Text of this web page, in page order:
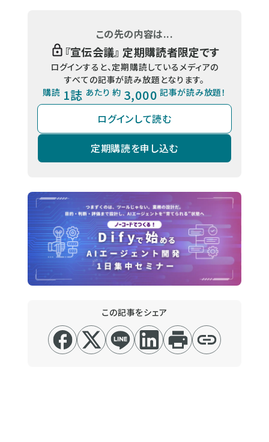
この先の内容は...
『宣伝会議』 定期購読者限定です
ログインすると、定期購読しているメディアの
すべての記事が読み放題となります。
購読 1誌 あたり 約 3,000 記事が読み放題！
ログインして読む
定期購読を申し込む
この記事をシェア